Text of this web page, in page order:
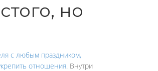
но
с любым праздником,
отношения. Внутри